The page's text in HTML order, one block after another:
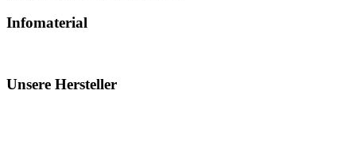
Infomaterial
Unsere Hersteller